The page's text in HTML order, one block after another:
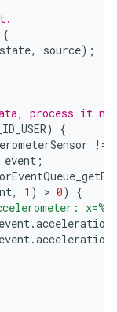
{
state, source);
process it
)
{
!=
event ;
, 1 ) > 0)
{
x=%f
event.acceleration
event.acceleration